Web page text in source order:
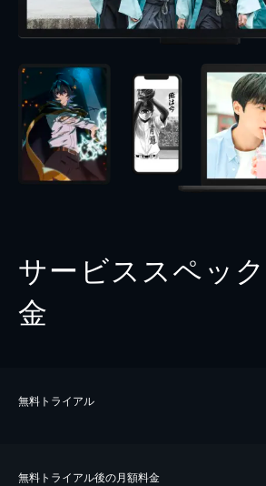
サービススペッ
金
無料トライアル
無料トライアル後の⽉額料金